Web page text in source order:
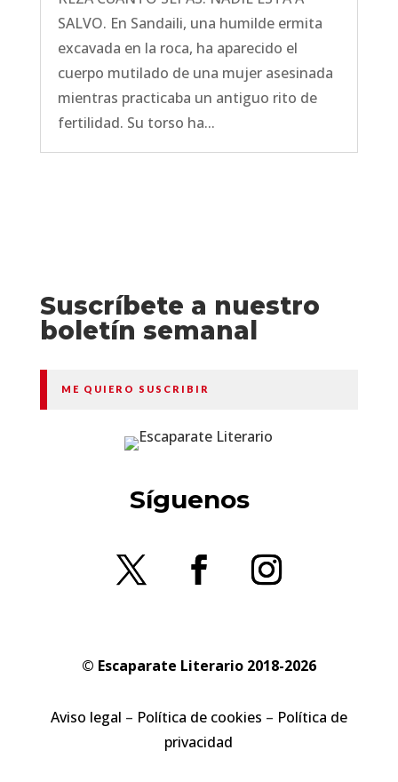
SALVO. En Sandaili, una humilde ermita
excavada en la roca, ha aparecido el
cuerpo mutilado de una mujer asesinada
mientras practicaba un antiguo rito de
fertilidad. Su torso ha...
Suscríbete a nuestro
boletín semanal
ME QUIERO SUSCRIBIR
Síguenos
© Escaparate Literario 2018-2026
Aviso legal – Política de cookies – Política de
privacidad